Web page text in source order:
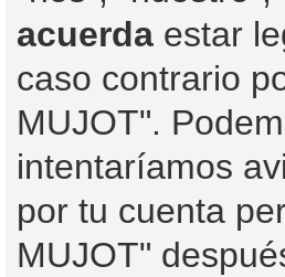
acuerda estar
caso contrario
MUJOT".
intentaríamos
por tu cuenta
MUJOT"